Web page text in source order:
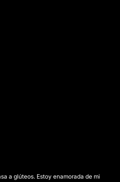
a glúteos. Estoy enamorada de mi